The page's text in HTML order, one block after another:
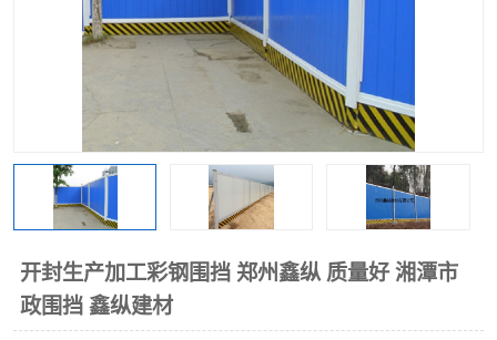
开封生产加工彩钢围挡 郑州鑫纵 质量好 湘潭市
政围挡 鑫纵建材
政围挡